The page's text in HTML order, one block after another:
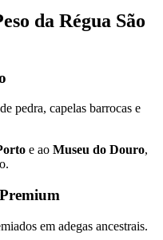
da Régua São
pedra, capelas barrocas e
e ao Museu do Douro,
em adegas ancestrais.